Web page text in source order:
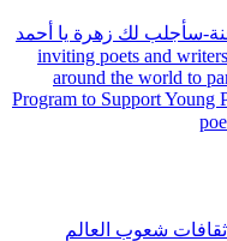
-سأجلب لك زهرة يا أحمد
" inviting poets and
around the world to
Program to Support Young
شعوب العالم